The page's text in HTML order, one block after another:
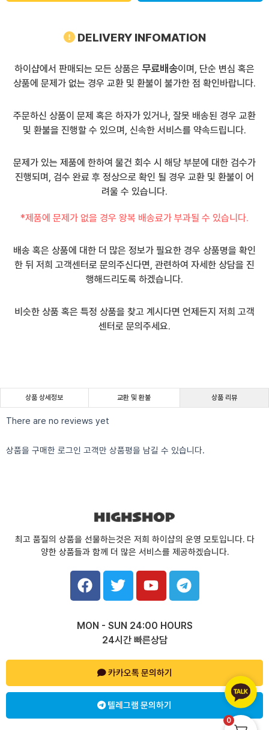
DELIVERY INFOMATION
하이샵에서 판매되는 모든 상품은 무료배송이며, 단순 변심 혹은
상품에 문제가 없는 경우 교환 및 환불이 불가한 점 확인바랍니다.
주문하신 상품이 문제 혹은 하자가 있거나, 잘못 배송된 경우 교환
및 환불을 진행할 수 있으며, 신속한 서비스를 약속드립니다.
문제가 있는 제품에 한하여 물건 회수 시 해당 부분에 대한 검수가
진행되며, 검수 완료 후 정상으로 확인 될 경우 교환 및 환불이 어
려울 수 있습니다.
*제품에 문제가 없을 경우 왕복 배송료가 부과될 수 있습니다.
배송 혹은 상품에 대한 더 많은 정보가 필요한 경우 상품명을 확인
한 뒤 저희 고객센터로 문의주신다면, 관련하여 자세한 상담을 진
행해드리도록 하겠습니다.
비슷한 상품 혹은 특정 상품을 찾고 계시다면 언제든지 저희 고객
센터로 문의주세요.
상품 상세정보 교환 및 환불 상품 리뷰
There are no reviews yet
상품을 구매한 로그인 고객만 상품평을 남길 수 있습니다.
최고 품질의 상품을 선물하는것은 저희 하이샵의 운영 모토입니다. 다
양한 상품들과 함께 더 많은 서비스를 제공하겠습니다.
F
a
c
b
o
T
w
i
t
e
r
Y
o
u
u
b
e
T
e
l
g
a
MON - SUN 24:00 HOURS
24시간 빠른상담
카카오톡 문의하기
텔레그램 문의하기
0